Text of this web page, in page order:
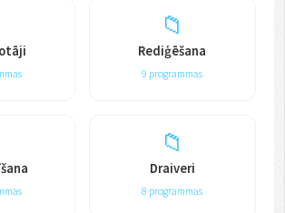
📁
Rediģēšana
9 programmas
📁
Draiveri
8 programmas